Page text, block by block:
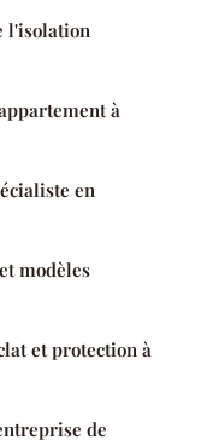
l'isolation
à
en
modèles
et protection à
de